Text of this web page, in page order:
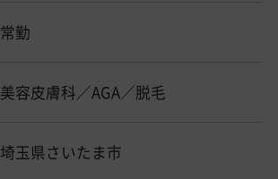
常勤
美容皮膚科／AGA／脱毛
埼玉県さいたま市